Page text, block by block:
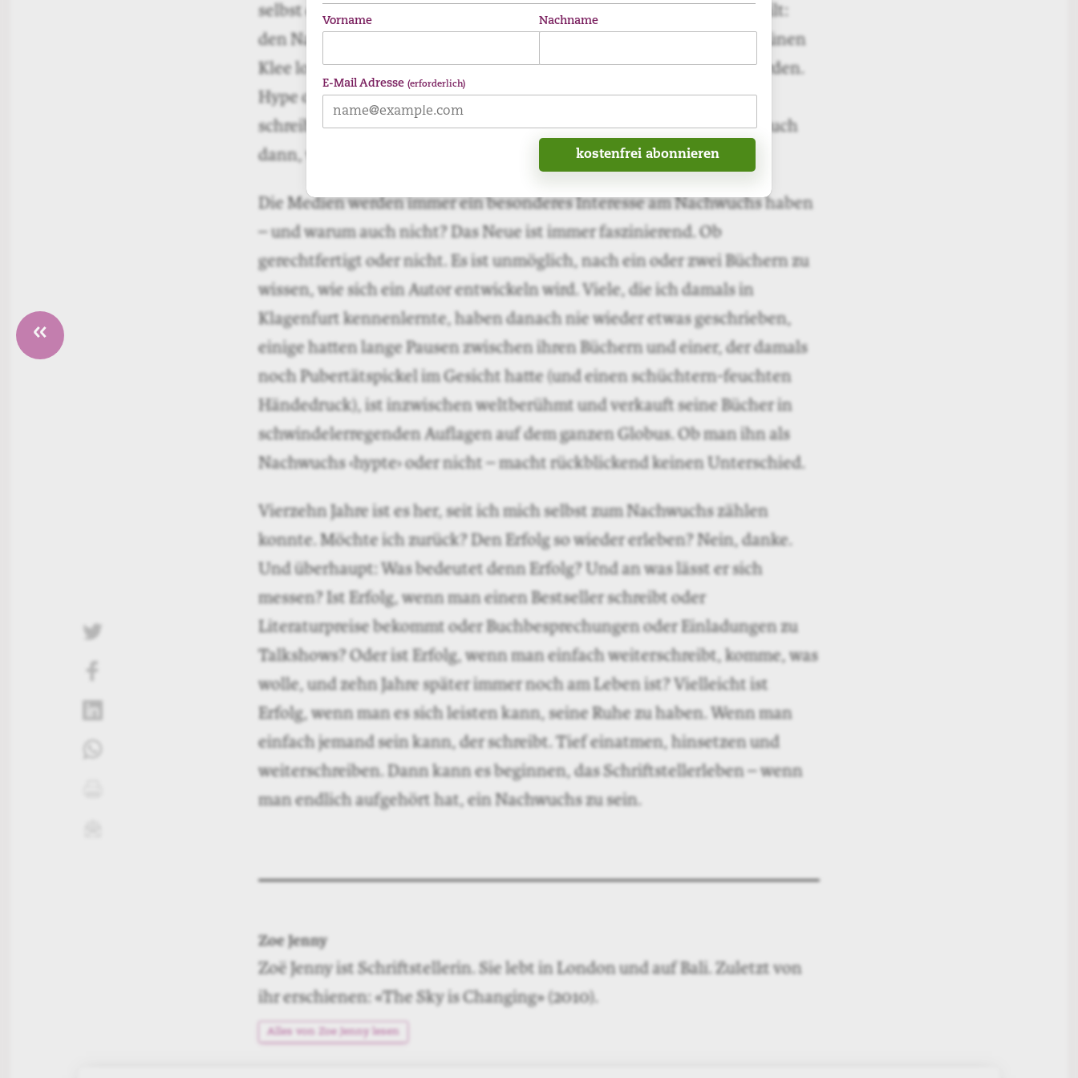
Nachwuchs die Möglichkeit, so breitflächig auf sich aufmerksam zu
machen. Die Kehrseite der Medaille: Klagenfurt ist der ultimative mediale
Overkill. Gefilmt werden, während der vorgetragene Text vor laufender
Kamera zerfetzt wird, ist sicherlich nichts für angeschlagene
Autorenseelen. Soll sich ein Nachwuchsautor trotzdem solch gnadenloser
Medienpräsenz aussetzen – oder sich doch besser in der Schreibstube
Scheinwerferlicht gestanden haben. Und nach hundert Jahren Einsamkeit
fühlt sich sogar kaltes Scheinwerferlicht ganz warm an. Nichts geht über
Erfahrung. Erfahrung ist Gold. Der Nachwuchs kann sich gar nicht genug
der Welt aussetzen, Fehler machen, sich aus dem Fenster lehnen, die
Finger verbrennen. Nach dem Motto:work hard, play hard. Was zu den
Interviews und Buchsignierungen hinzukommt: Writers block. Paranoia.
Schlaflose Nächte. Zu bereuen gibt es für den Nachwuchsautor nichts,
selbst die längste Party endet spätestens bei Morgengrauen. Daher gilt:
den Nachwuchs soll man doch bitte ausgiebig feiern und über den grünen
Klee loben. Süsser Vogel Jugend verdient es allemal, zelebriert zu werden.
Hype oder nicht Hype, langfristig ändert es nichts: ein Schriftsteller
schreibt, und er schreibt nicht nur, wenn alle klatschen, er schreibt auch
dann, wenn ihm gerade einmal niemand zuhört.
Die Medien werden immer ein besonderes Interesse am Nachwuchs haben
– und warum auch nicht? Das Neue ist immer faszinierend. Ob
gerechtfertigt oder nicht. Es ist unmöglich, nach ein oder zwei Büchern zu
wissen, wie sich ein Autor entwickeln wird. Viele, die ich damals in
Klagenfurt kennenlernte, haben danach nie wieder etwas geschrieben,
einige hatten lange Pausen zwischen ihren Büchern und einer, der damals
noch Pubertätspickel im Gesicht hatte (und einen schüchtern-feuchten
Händedruck), ist inzwischen weltberühmt und verkauft seine Bücher in
konnte. Möchte ich zurück? Den Erfolg so wieder erleben? Nein, danke.
Und überhaupt: Was bedeutet denn Erfolg? Und an was lässt er sich
messen? Ist Erfolg, wenn man einen Bestseller schreibt oder
Literaturpreise bekommt oder Buchbesprechungen oder Einladungen zu
«
Vorname Nachname
E-Mail Adresse (erforderlich)